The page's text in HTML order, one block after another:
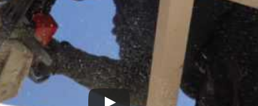
ansehen